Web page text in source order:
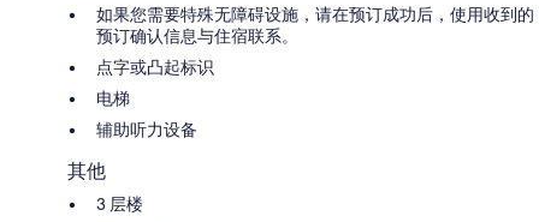
如果您需要特殊无障碍设施，请在预订成功后，使用收到的
预订确认信息与住宿联系。
点字或凸起标识
电梯
辅助听力设备
其他
3 层楼